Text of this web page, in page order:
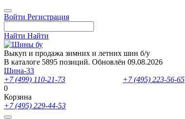
Войти Регистрация
Найти Найти
Выкуп и продажа зимних и летних шин б/у
В каталоге 5895 позиций. Обновлён 09.08.2026
Шина-33
+7 (499) 110-21-73
+7 (495) 223-56-65
0
Корзина
+7 (495) 229-44-53